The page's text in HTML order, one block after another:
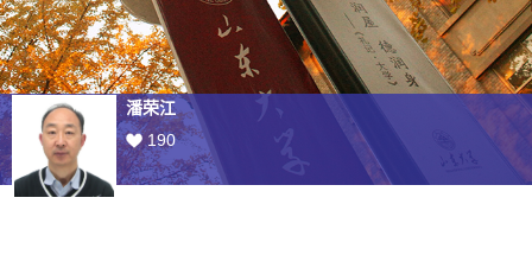
潘荣江
190